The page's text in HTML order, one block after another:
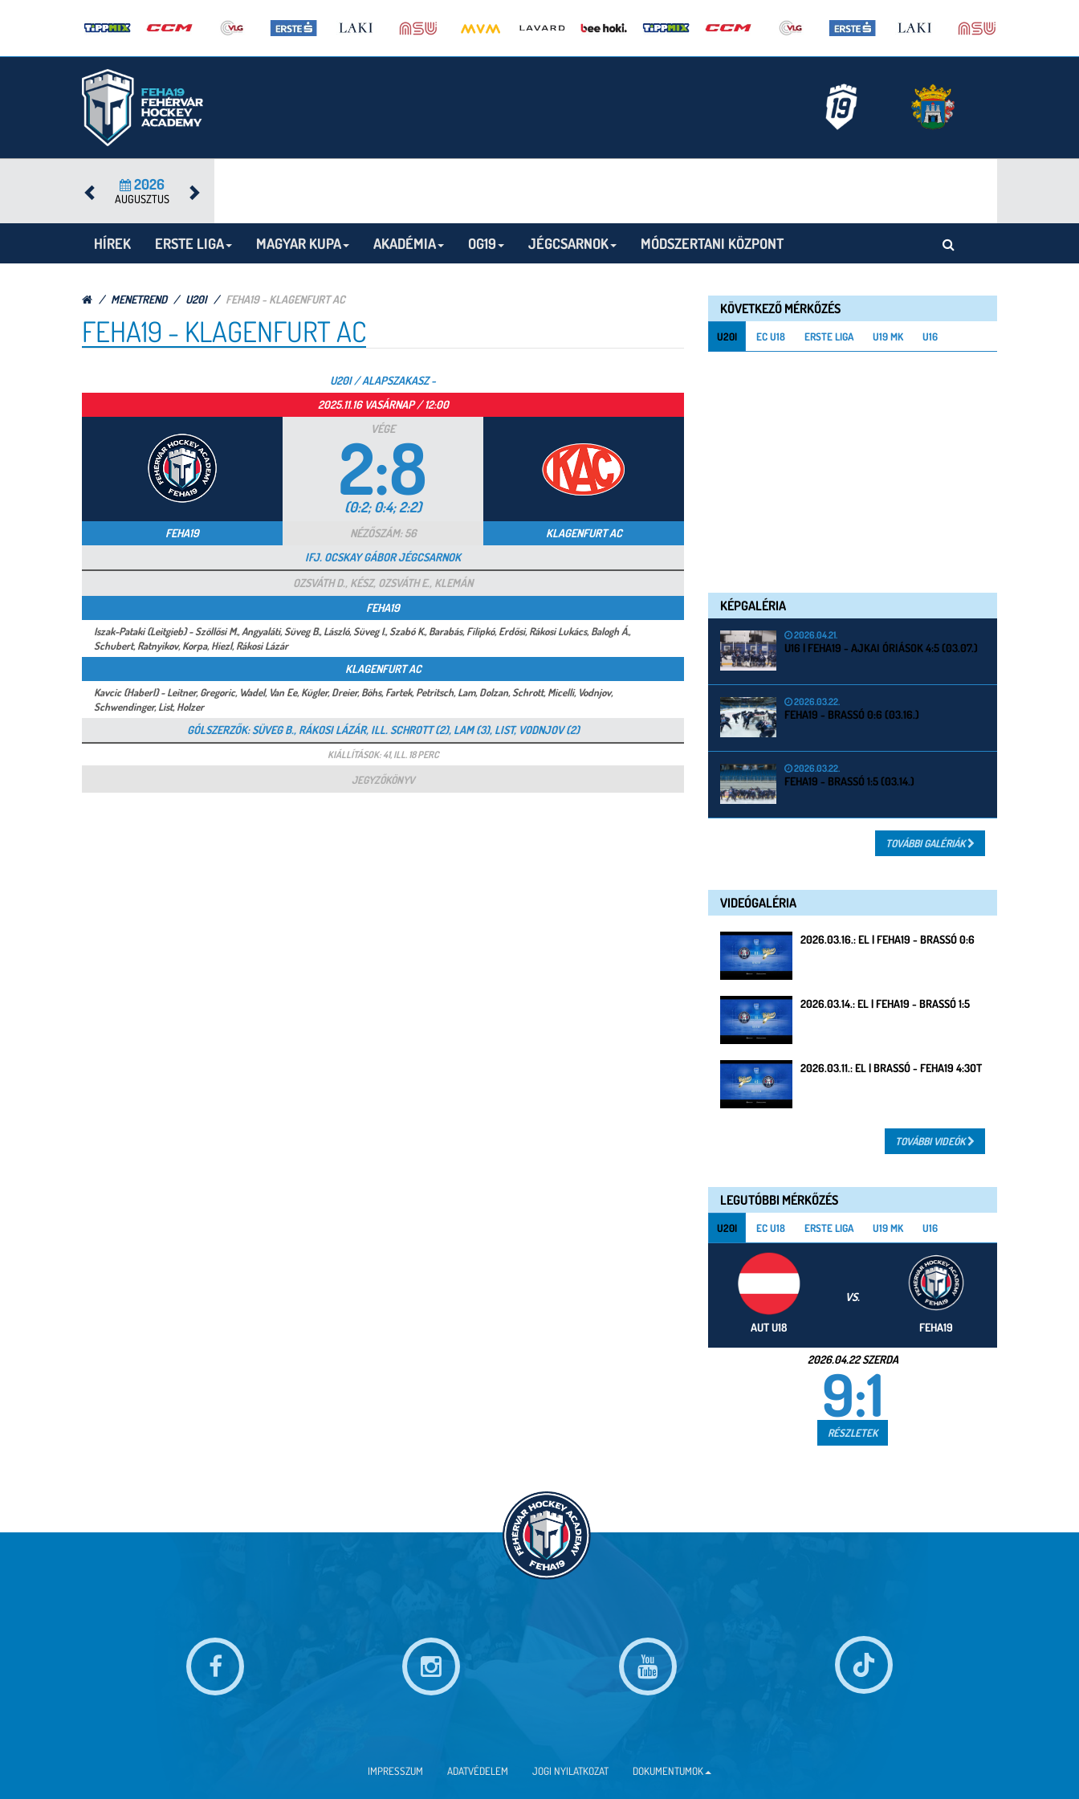
2026
AUGUSZTUS
HÍREK ERSTE LIGA MAGYAR KUPA AKADÉMIA OG19 JÉGCSARNOK MÓDSZERTANI KÖZPONT
MENETREND U20I FEHA19 - KLAGENFURT AC
FEHA19 - KLAGENFURT AC
U20I / ALAPSZAKASZ -
2025.11.16 VASÁRNAP / 12:00
FEHA19
VÉGE
2:8
(0:2; 0:4; 2:2)
NÉZŐSZÁM: 56
KLAGENFURT AC
IFJ. OCSKAY GÁBOR JÉGCSARNOK
OZSVÁTH D., KÉSZ, OZSVÁTH E., KLEMÁN
FEHA19
Iszak-Pataki (Leitgieb) - Szöllősi M., Angyaláti, Süveg B., László, Süveg I., Szabó K., Barabás, Filipkó, Erdősi, Rákosi Lukács, Balogh Á.,
Schubert, Ratnyikov, Korpa, Hiezl, Rákosi Lázár
KLAGENFURT AC
Kavcic (Haberl) - Leitner, Gregoric, Wadel, Van Ee, Kügler, Dreier, Böhs, Fartek, Petritsch, Lam, Dolzan, Schrott, Micelli, Vodnjov,
Schwendinger, List, Holzer
GÓLSZERZŐK: SÜVEG B., RÁKOSI LÁZÁR, ILL. SCHROTT (2), LAM (3), LIST, VODNJOV (2)
KIÁLLÍTÁSOK: 41, ILL. 18 PERC
JEGYZŐKÖNYV
KÖVETKEZŐ MÉRKŐZÉS
U20I EC U18 ERSTE LIGA U19 MK U16
KÉPGALÉRIA
2026.04.21.
U16 | FEHA19 - AJKAI ÓRIÁSOK 4:5 (03.07.)
2026.03.22.
FEHA19 - BRASSÓ 0:6 (03.16.)
2026.03.22.
FEHA19 - BRASSÓ 1:5 (03.14.)
TOVÁBBI GALÉRIÁK
VIDEÓGALÉRIA
2026.03.16.: EL | FEHA19 - BRASSÓ 0:6
2026.03.14.: EL | FEHA19 - BRASSÓ 1:5
2026.03.11.: EL | BRASSÓ - FEHA19 4:3OT
TOVÁBBI VIDEÓK
LEGUTÓBBI MÉRKŐZÉS
U20I EC U18 ERSTE LIGA U19 MK U16
AUT U18
VS.
FEHA19
2026.04.22 SZERDA
9:1
RÉSZLETEK
IMPRESSZUM ADATVÉDELEM JOGI NYILATKOZAT DOKUMENTUMOK